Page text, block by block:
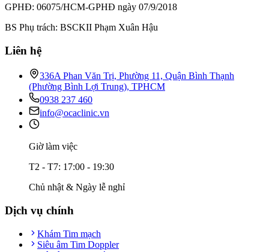
GPHĐ: 06075/HCM-GPHĐ ngày 07/9/2018
BS Phụ trách: BSCKII Phạm Xuân Hậu
Liên hệ
336A Phan Văn Trị, Phường 11, Quận Bình Thạnh
(Phường Bình Lợi Trung), TPHCM
0938 237 460
info@ocaclinic.vn
Giờ làm việc
T2 - T7: 17:00 - 19:30
Chủ nhật & Ngày lễ nghỉ
Dịch vụ chính
Khám Tim mạch
Siêu âm Tim Doppler